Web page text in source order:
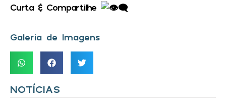
Curta & Compartilhe
Galeria de Imagens
NOTÍCIAS